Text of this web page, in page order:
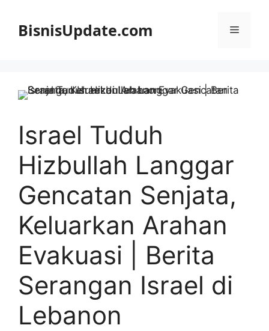
BisnisUpdate.com Menu
Israel Tuduh
Hizbullah Langgar
Gencatan Senjata,
Keluarkan Arahan
Evakuasi | Berita
Serangan Israel di
Lebanon